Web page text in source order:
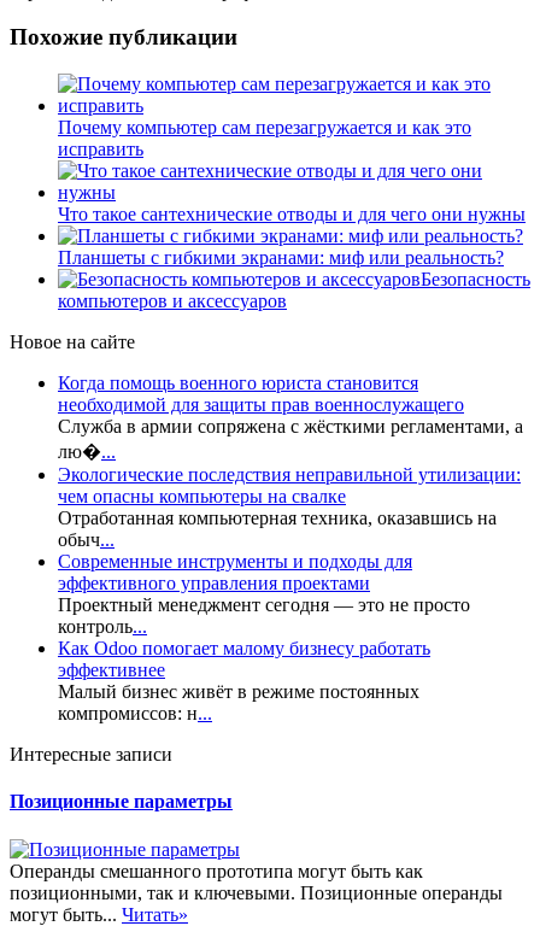
Похожие публикации
Почему компьютер сам перезагружается и как это
исправить
Что такое сантехнические отводы и для чего они нужны
Планшеты с гибкими экранами: миф или реальность?
Безопасность
компьютеров и аксессуаров
Новое на сайте
Когда помощь военного юриста становится
необходимой для защиты прав военнослужащего
Служба в армии сопряжена с жёсткими регламентами, а
лю�...
Экологические последствия неправильной утилизации:
чем опасны компьютеры на свалке
Отработанная компьютерная техника, оказавшись на
обыч...
Современные инструменты и подходы для
эффективного управления проектами
Проектный менеджмент сегодня — это не просто
контроль...
Как Odoo помогает малому бизнесу работать
эффективнее
Малый бизнес живёт в режиме постоянных
компромиссов: н...
Интересные записи
Позиционные параметры
Операнды смешанного прототипа могут быть как
позиционными, так и ключевыми. Позиционные операнды
могут быть... Читать»